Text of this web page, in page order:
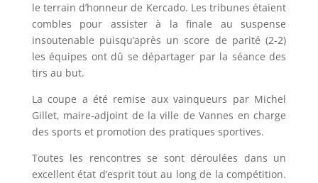
le terrain d’honneur de Kercado. Les tribunes étaient
combles pour assister à la finale au suspense
insoutenable puisqu’après un score de parité (2-2)
les équipes ont dû se départager par la séance des
tirs au but.
La coupe a été remise aux vainqueurs par Michel
Gillet, maire-adjoint de la ville de Vannes en charge
des sports et promotion des pratiques sportives.
Toutes les rencontres se sont déroulées dans un
excellent état d’esprit tout au long de la compétition.